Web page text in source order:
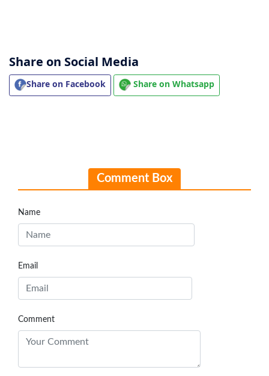
Share on Social Media
Share on Facebook Share on Whatsapp
Comment Box
Name
Email
Comment